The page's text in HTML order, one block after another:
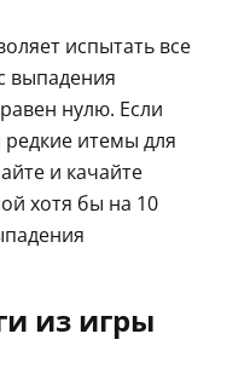
испытать все
выпадения
нулю. Если
итемы для
и качайте
хотя бы на 10
из игры